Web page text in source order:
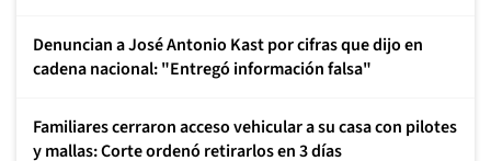
Denuncian a José Antonio Kast por cifras que dijo en
cadena nacional: "Entregó información falsa"
Familiares cerraron acceso vehicular a su casa con pilotes
y mallas: Corte ordenó retirarlos en 3 días